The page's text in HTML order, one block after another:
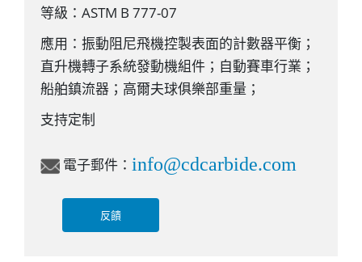
o
k
r
等級：ASTM B 777-07
應用：振動阻尼飛機控製表面的計數器平衡；
直升機轉子系統發動機組件；自動賽車行業；
船舶鎮流器；高爾夫球俱樂部重量；
支持定制
電子郵件： info@cdcarbide.com
反饋